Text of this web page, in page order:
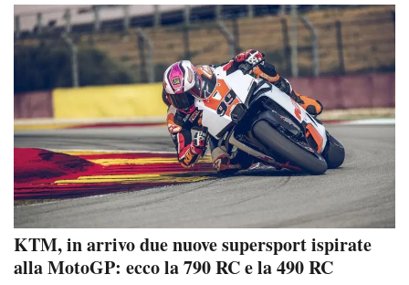
KTM, in arrivo due nuove supersport ispirate
alla MotoGP: ecco la 790 RC e la 490 RC